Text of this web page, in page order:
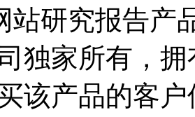
站研究报告产
独家所有，
该产品的客